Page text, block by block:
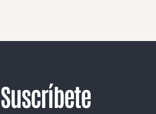
Suscríbete